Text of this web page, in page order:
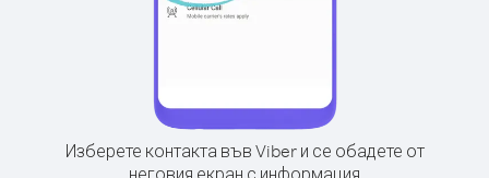
Изберете контакта във Viber и се обадете от
неговия екран с информация